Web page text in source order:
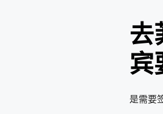
去
宾
是需要